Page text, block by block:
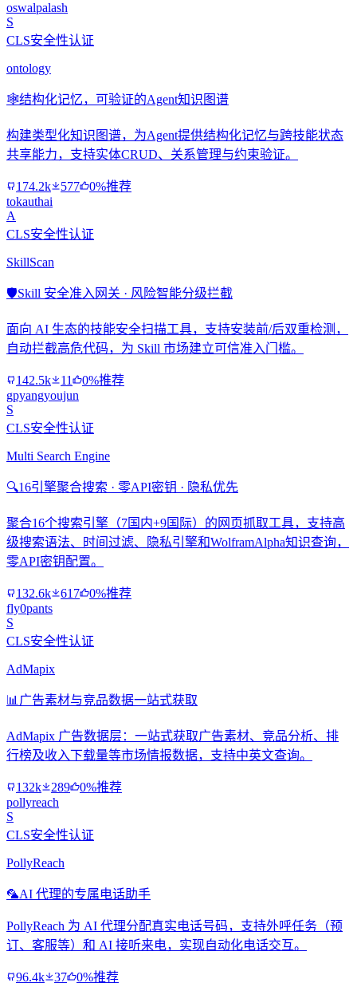
oswalpalash
S
CLS安全性认证
ontology
🕸️结构化记忆，可验证的Agent知识图谱
构建类型化知识图谱，为Agent提供结构化记忆与跨技能状态
共享能力，支持实体CRUD、关系管理与约束验证。
174.2k 577
0%推荐
tokauthai
A
CLS安全性认证
SkillScan
🛡️Skill 安全准入网关 · 风险智能分级拦截
面向 AI 生态的技能安全扫描工具，支持安装前/后双重检测，
自动拦截高危代码，为 Skill 市场建立可信准入门槛。
142.5k 11
0%推荐
gpyangyoujun
S
CLS安全性认证
Multi Search Engine
🔍16引擎聚合搜索 · 零API密钥 · 隐私优先
聚合16个搜索引擎（7国内+9国际）的网页抓取工具，支持高
级搜索语法、时间过滤、隐私引擎和WolframAlpha知识查询，
零API密钥配置。
132.6k 617
0%推荐
fly0pants
S
CLS安全性认证
AdMapix
📊 广告素材与竞品数据一站式获取
AdMapix 广告数据层：一站式获取广告素材、竞品分析、排
行榜及收入下载量等市场情报数据，支持中英文查询。
132k 289
0%推荐
pollyreach
S
CLS安全性认证
PollyReach
🦜AI 代理的专属电话助手
PollyReach 为 AI 代理分配真实电话号码，支持外呼任务（预
订、客服等）和 AI 接听来电，实现自动化电话交互。
96.4k 37 0%推荐